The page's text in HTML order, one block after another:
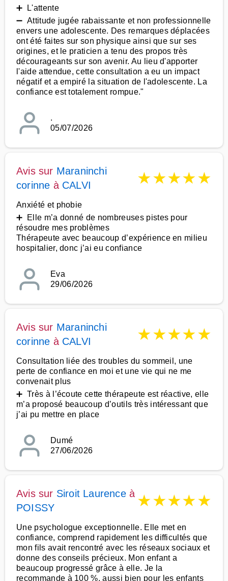
➕ L'attente
➖ Attitude jugée rabaissante et non professionnelle
envers une adolescente. Des remarques déplacées
ont été faites sur son physique ainsi que sur ses
origines, et le praticien a tenu des propos très
décourageants sur son avenir. Au lieu d'apporter
l'aide attendue, cette consultation a eu un impact
négatif et a empiré la situation de l'adolescente. La
confiance est totalement rompue."
.
05/07/2026
Avis sur Maraninchi
corinne à CALVI ★★★★★
Anxiété et phobie
➕ Elle m’a donné de nombreuses pistes pour
résoudre mes problèmes
Thérapeute avec beaucoup d’expérience en milieu
hospitalier, donc j’ai eu confiance
Eva
29/06/2026
Avis sur Maraninchi
corinne à CALVI ★★★★★
Consultation liée des troubles du sommeil, une
perte de confiance en moi et une vie qui ne me
convenait plus
➕ Très à l’écoute cette thérapeute est réactive, elle
m’a proposé beaucoup d’outils très intéressant que
j’ai pu mettre en place
Dumé
27/06/2026
Avis sur Siroit Laurenceà
POISSY
★★★★★
Une psychologue exceptionnelle. Elle met en
confiance, comprend rapidement les difficultés que
mon fils avait rencontré avec les réseaux sociaux et
donne des conseils précieux. Mon enfant a
beaucoup progressé grâce à elle. Je la
recommande à 100 %, aussi bien pour les enfants